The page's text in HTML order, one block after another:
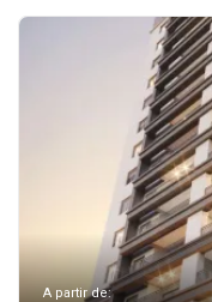
A partir de: